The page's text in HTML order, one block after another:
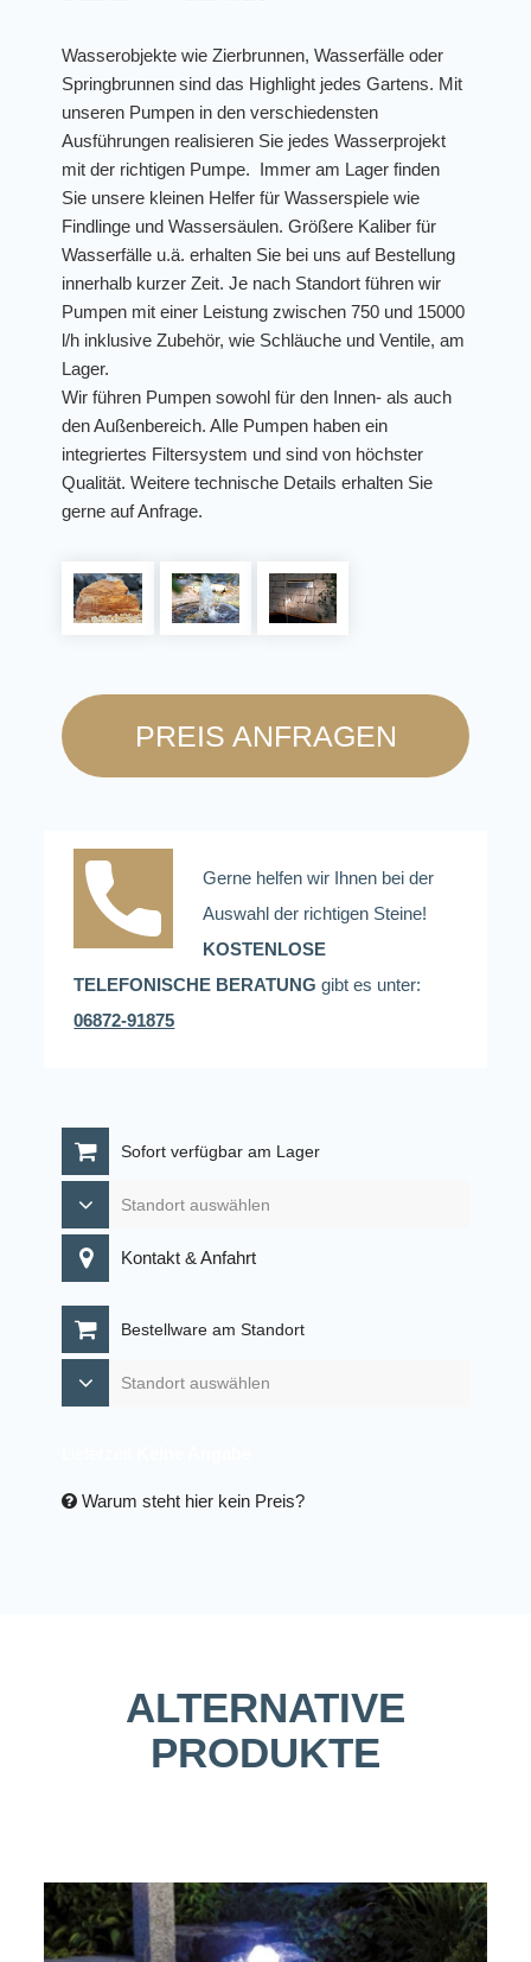
Wasserobjekte wie Zierbrunnen, Wasserfälle oder
Springbrunnen sind das Highlight jedes Gartens. Mit
unseren Pumpen in den verschiedensten
Ausführungen realisieren Sie jedes Wasserprojekt
mit der richtigen Pumpe. Immer am Lager finden
Sie unsere kleinen Helfer für Wasserspiele wie
Findlinge und Wassersäulen. Größere Kaliber für
Wasserfälle u.ä. erhalten Sie bei uns auf Bestellung
innerhalb kurzer Zeit. Je nach Standort führen wir
Pumpen mit einer Leistung zwischen 750 und 15000
l/h inklusive Zubehör, wie Schläuche und Ventile, am
Lager.
Wir führen Pumpen sowohl für den Innen- als auch
den Außenbereich. Alle Pumpen haben ein
integriertes Filtersystem und sind von höchster
Qualität. Weitere technische Details erhalten Sie
gerne auf Anfrage.
PREIS ANFRAGEN
Gerne helfen wir Ihnen bei der
Auswahl der richtigen Steine!
KOSTENLOSE
TELEFONISCHE BERATUNG gibt es unter:
06872-91875
Sofort verfügbar am Lager
Kontakt & Anfahrt
Bestellware am Standort
Warum steht hier kein Preis?
ALTERNATIVE
PRODUKTE